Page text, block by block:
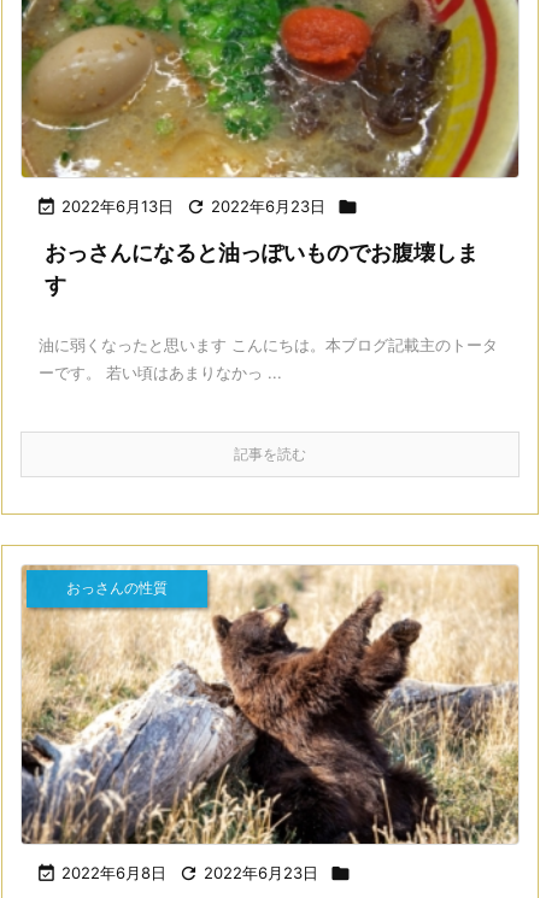
 2022年6月13日  2022年6月23日 
おっさんになると油っぽいものでお腹壊しま
す
油に弱くなったと思います こんにちは。本ブログ記載主のトータ
ーです。 若い頃はあまりなかっ ...
記事を読む
 2022年6月8日  2022年6月23日 
おっさんの性質